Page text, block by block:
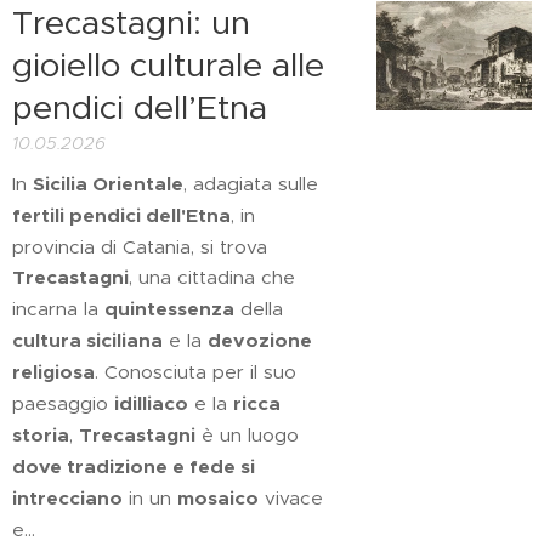
Trecastagni: un
gioiello culturale alle
pendici dell’Etna
10.05.2026
In Sicilia Orientale, adagiata sulle
fertili pendici dell'Etna, in
provincia di Catania, si trova
Trecastagni, una cittadina che
incarna la quintessenza della
cultura siciliana e la devozione
religiosa. Conosciuta per il suo
paesaggio idilliaco e la ricca
storia, Trecastagni è un luogo
dove tradizione e fede si
intrecciano in un mosaico vivace
e...